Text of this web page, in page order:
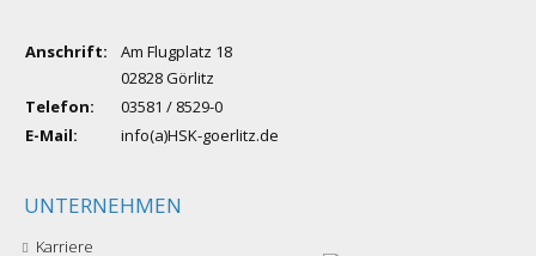
Anschrift:
Am Flugplatz 18
02828 Görlitz
Telefon:
03581 / 8529-0
E-Mail:
info(a)HSK-goerlitz.de
UNTERNEHMEN
Karriere